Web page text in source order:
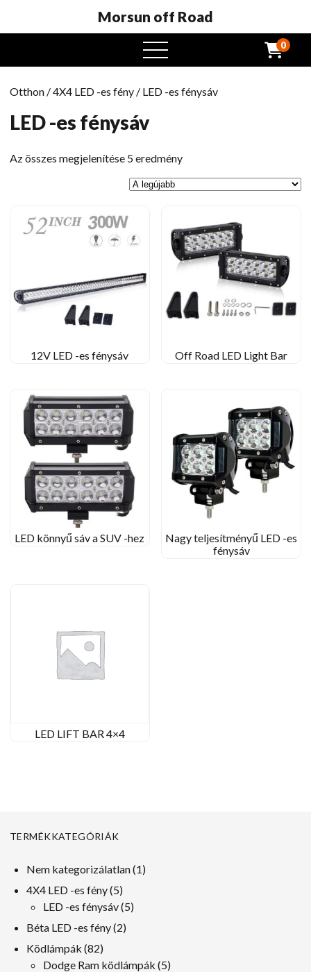
Morsun off Road
Nyissa
meg
menüt
0
Otthon /4X4 LED -es fény / LED -es fénysáv
LED -es fénysáv
Az összes megjelenítése 5 eredményLegutóbbi
rendezve
12V LED -es fénysáv Off Road LED Light Bar
LED könnyű sáv a SUV -hez
Nagy teljesítményű LED -es
fénysáv
LED LIFT BAR 4×4
TERMÉKKATEGÓRIÁK
Nem kategorizálatlan 11
4X4 LED -es fény 55
termékek
LED -es fénysáv 55
Béta LED -es fény 22
Ködlámpák 8282
termékek
Dodge Ram ködlámpák 55